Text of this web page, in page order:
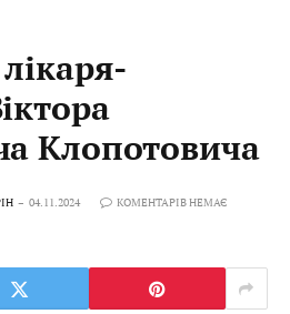
Клопотовича
04.11.2024 КОМЕНТАРІВ НЕМАЄ